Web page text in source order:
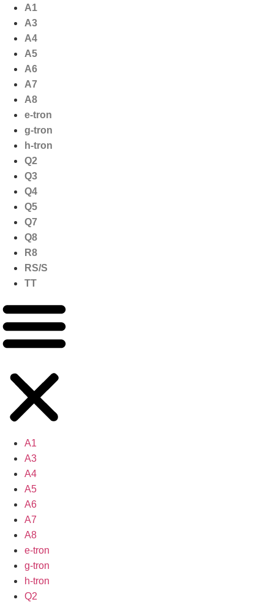
naar
inhoud
A1
A3
A4
A5
A6
A7
A8
e-tron
g-tron
h-tron
Q2
Q3
Q4
Q5
Q7
Q8
R8
RS/S
TT
A1
A3
A4
A5
A6
A7
A8
e-tron
g-tron
h-tron
Q2